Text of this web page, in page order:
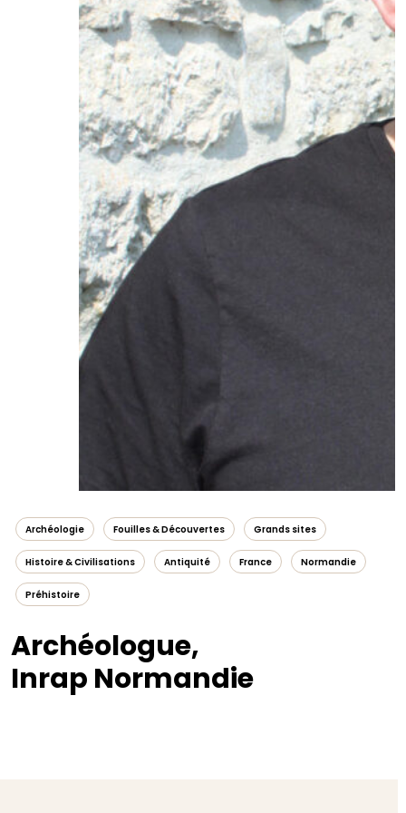
Archéologie Fouilles & Découvertes Grands sites
Histoire & Civilisations Antiquité France Normandie
Préhistoire
Archéologue,
Inrap Normandie